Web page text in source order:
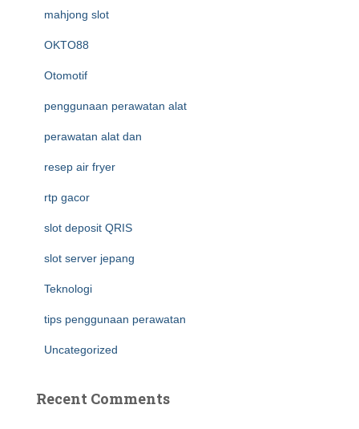
mahjong slot
OKTO88
Otomotif
penggunaan perawatan alat
perawatan alat dan
resep air fryer
rtp gacor
slot deposit QRIS
slot server jepang
Teknologi
tips penggunaan perawatan
Uncategorized
Recent Comments